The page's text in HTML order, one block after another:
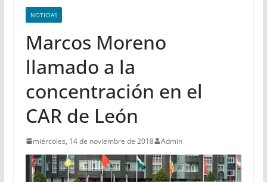
NOTICIAS
Marcos Moreno
llamado a la
concentración en el
CAR de León
miércoles, 14 de noviembre de 2018 Admin